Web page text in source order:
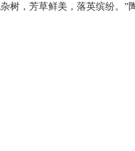
树，芳草鲜美，落英缤纷。”